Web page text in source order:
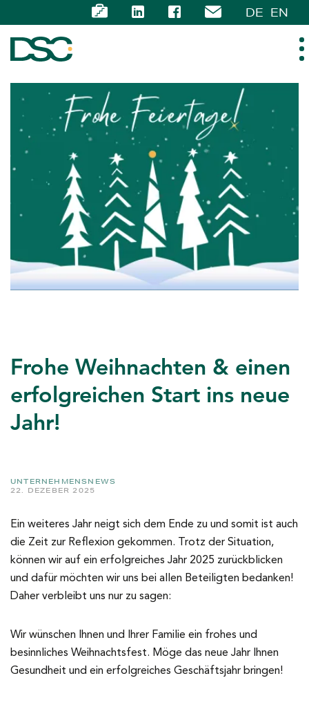
DE EN
ÜBER UNS
EXPERTISE
TEAM
NEWS
KARRIERE
Frohe Weihnachten & einen
erfolgreichen Start ins neue
Jahr!
UNTERNEHMENSNEWS
22. DEZEBER 2025
Ein weiteres Jahr neigt sich dem Ende zu und somit ist auch
die Zeit zur Reflexion gekommen. Trotz der Situation,
können wir auf ein erfolgreiches Jahr 2025 zurückblicken
und dafür möchten wir uns bei allen Beteiligten bedanken!
Daher verbleibt uns nur zu sagen:
Wir wünschen Ihnen und Ihrer Familie ein frohes und
besinnliches Weihnachtsfest. Möge das neue Jahr Ihnen
Gesundheit und ein erfolgreiches Geschäftsjahr bringen!